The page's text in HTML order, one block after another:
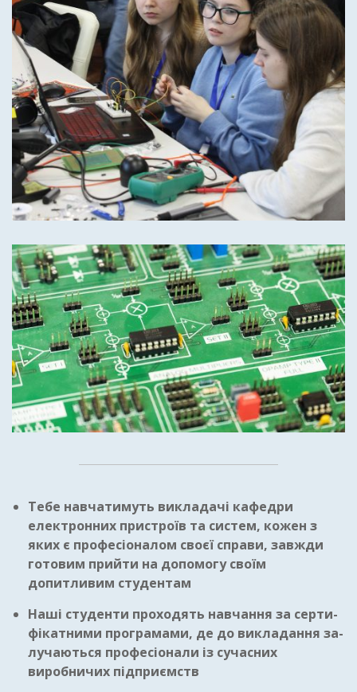
Тебе навчатимуть викладачі кафедри
електронних пристроїв та систем, кожен з
яких є професіоналом своєї справи, завжди
готовим прийти на допомогу своїм
допитливим студентам
Наші студенти проходять навчання за серти-
фікатними програмами, де до викладання за-
лучаються професіонали із сучасних
виробничих підприємств